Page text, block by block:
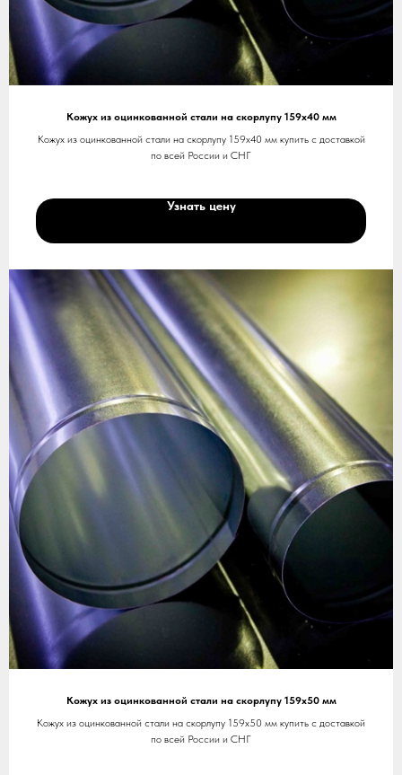
Кожух из оцинкованной стали на скорлупу 159х40 мм
Кожух из оцинкованной стали на скорлупу 159х40 мм купить с доставкой
по всей России и СНГ
Узнать цену
Кожух из оцинкованной стали на скорлупу 159х50 мм
Кожух из оцинкованной стали на скорлупу 159х50 мм купить с доставкой
по всей России и СНГ